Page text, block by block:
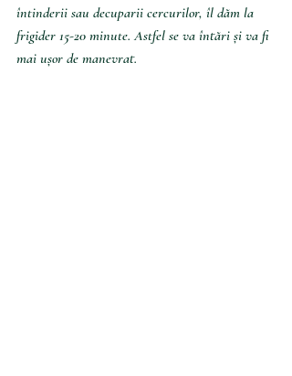
întinderii sau decuparii cercurilor, îl dăm la
frigider 15-20 minute. Astfel se va întări și va fi
mai ușor de manevrat.